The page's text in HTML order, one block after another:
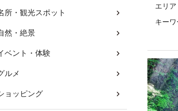
所・観光スポット
然・絶景
ベント・体験
ルメ
ョッピング
エリア
キーワ